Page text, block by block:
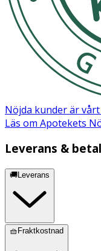
N,N-dietyl-meta-
Säkerhetsdatablad
Nöjda kunder är
Läs om Apotekets
Leverans &
🚚Leverans
🧺Fraktkostnad